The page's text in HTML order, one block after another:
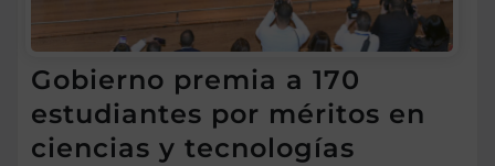
Gobierno premia a 170
estudiantes por méritos en
ciencias y tecnologías